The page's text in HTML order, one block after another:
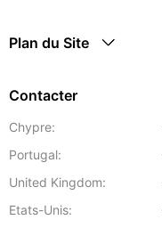
Plan du Site
Contacter
Chypre:
Portugal:
United Kingdom:
Etats-Unis: